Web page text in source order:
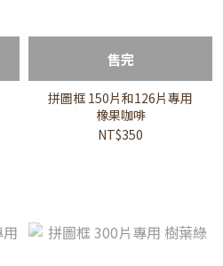
售完
拼圖框 150片和126片專用
橡果咖啡
NT$350